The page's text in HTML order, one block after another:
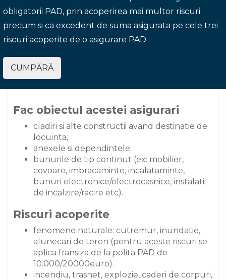
obligatorii PAD, prin acoperirea mai multor riscuri
precum si ca excedent de suma asigurata pe cele trei
riscuri acoperite de o asigurare PAD.
CUMPĂRĂ
Fac obiectul acestei asigurari
cladiri si alte constructii avand destinatie de
locuinta;
anexele si dependintele;
bunurile de tip continut (ex: mobilier,
covoare, imbracaminte, incalataminte,
bunuri electronice/electrocasnice, instalatii
de incalzire/racire etc).
Riscuri acoperite
fenomene naturale: cutremur, inundatie,
alunecari de teren (pentru aceste riscuri se
aplica fransiza de la polita PAD de
10.000/20000euro).
incendiu, trasnet, explozie, caderi de corpuri,